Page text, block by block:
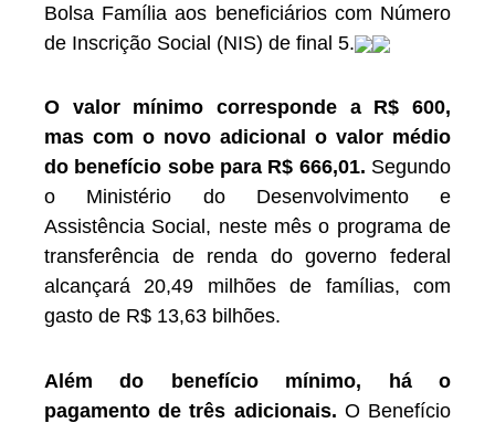
Bolsa Família aos beneficiários com Número
de Inscrição Social (NIS) de final 5.
O valor mínimo corresponde a R$ 600,
mas com o novo adicional o valor médio
do benefício sobe para R$ 666,01. Segundo
o Ministério do Desenvolvimento e
Assistência Social, neste mês o programa de
transferência de renda do governo federal
alcançará 20,49 milhões de famílias, com
gasto de R$ 13,63 bilhões.
Além do benefício mínimo, há o
pagamento de três adicionais. O Benefício